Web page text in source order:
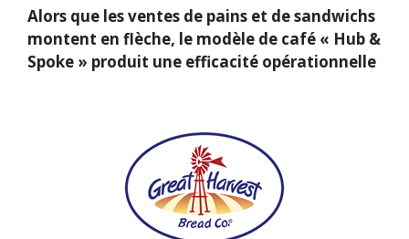
Alors que les ventes de pains et de sandwichs
montent en flèche, le modèle de café « Hub &
Spoke » produit une efficacité opérationnelle